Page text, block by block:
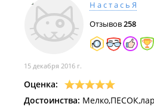
Н а с т а с ь Я
Отзывов258
15 декабря 2016 г.
Оценка:
Достоинства: